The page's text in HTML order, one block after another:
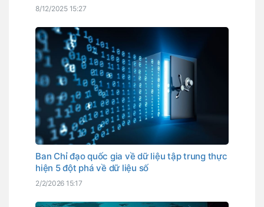
8/12/2025 15:27
Ban Chỉ đạo quốc gia về dữ liệu tập trung thực
hiện 5 đột phá về dữ liệu số
2/2/2026 15:17